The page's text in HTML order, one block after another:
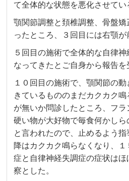
て全体的な状態を悪化させてい
顎関節調整と頚椎調整、骨盤
ったところ、３回目には右顎が
５回目の施術で全体的な自律
なってきたとご自身から報告を
１０回目の施術で、顎関節の
きているもののまだカクカク
が無いか問診したところ、フ
硬い物が大好物で毎食何かし
と言われたので、止めるよう
降はカクカク鳴らなくなり、
症と自律神経失調症の症状は
察とした。